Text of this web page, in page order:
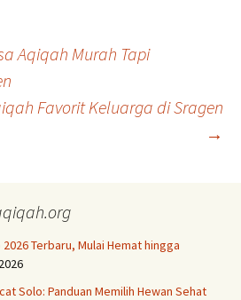
Aqiqah Murah Tapi
Favorit Keluarga di Sragen
→
Terbaru, Mulai Hemat hingga
Solo: Panduan Memilih Hewan Sehat